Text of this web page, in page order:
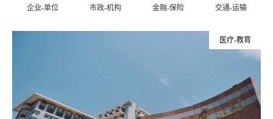
企业-单位 市政-机构 金融-保险 交通-运输
医疗-教育